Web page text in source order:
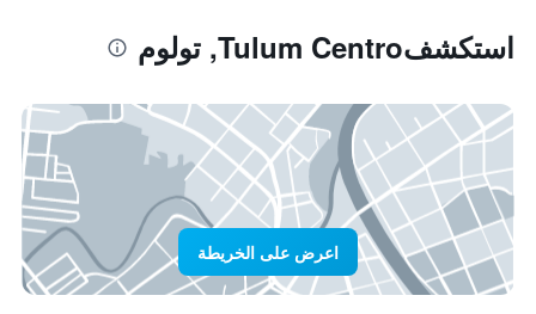
استكشفTulum Centro, تولوم
اعرض على الخريطة